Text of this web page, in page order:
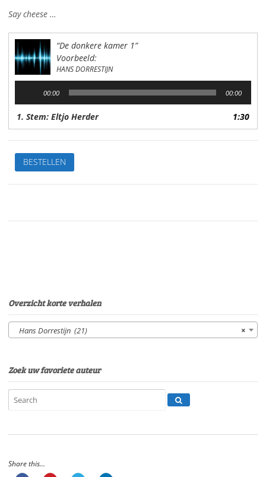
Say cheese …
“De donkere kamer 1”
Voorbeeld:
HANS DORRESTIJN
00:00 00:00
1. Stem: Eltjo Herder 1:30
01.De
donkere
kamerVan:
Eltjo
BESTELLEN
Overzicht korte verhalen
×
Hans Dorrestijn (21)
Zoek uw favoriete auteur
Share this...